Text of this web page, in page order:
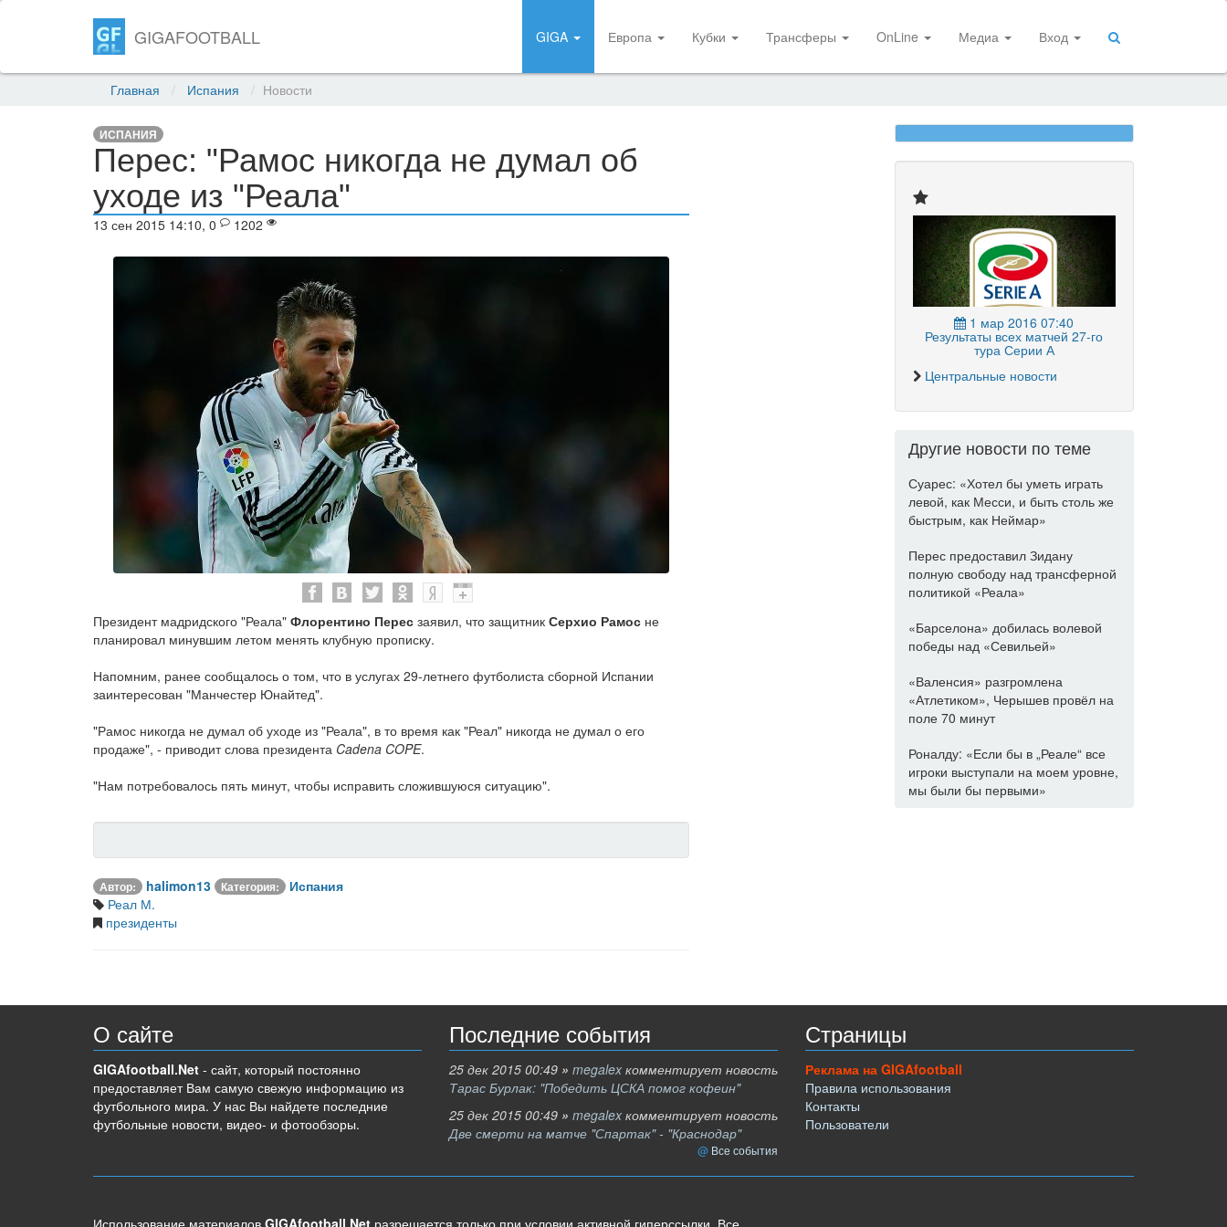
GIGAFOOTBALL GIGA Европа Кубки Трансферы OnLine Медиа Вход
Главная Испания Новости
ИСПАНИЯ
Перес: "Рамос никогда не думал об
уходе из "Реала"
13 сен 2015 14:10, 0 1202
Президент мадридского "Реала" Флорентино Перес заявил, что защитник Серхио Рамос не
планировал минувшим летом менять клубную прописку.
Напомним, ранее сообщалось о том, что в услугах 29-летнего футболиста сборной Испании
заинтересован "Манчестер Юнайтед".
"Рамос никогда не думал об уходе из "Реала", в то время как "Реал" никогда не думал о его
продаже", - приводит слова президента Cadena COPE.
"Нам потребовалось пять минут, чтобы исправить сложившуюся ситуацию".
Автор: halimon13 Категория:
Испания
Реал М.
президенты
1 мар 2016 07:40
Результаты всех матчей 27-го
тура Серии А
Центральные новости
Другие новости по теме
Суарес: «Хотел бы уметь играть
левой, как Месси, и быть столь же
быстрым, как Неймар»
Перес предоставил Зидану
полную свободу над трансферной
политикой «Реала»
«Барселона» добилась волевой
победы над «Севильей»
«Валенсия» разгромлена
«Атлетиком», Черышев провёл на
поле 70 минут
Роналду: «Если бы в „Реале“ все
игроки выступали на моем уровне,
мы были бы первыми»
О сайте
GIGAfootball.Net - сайт, который постоянно
предоставляет Вам самую свежую информацию из
футбольного мира. У нас Вы найдете последние
футбольные новости, видео- и фотообзоры.
Последние события
25 дек 2015 00:49 » megalex комментирует новость
Тарас Бурлак: "Победить ЦСКА помог кофеин"
25 дек 2015 00:49 » megalex комментирует новость
Две смерти на матче "Спартак" - "Краснодар"
Все события
Страницы
Реклама на GIGAfootball
Правила использования
Контакты
Пользователи
Использование материалов GIGAfootball.Net разрешается только при условии активной гиперссылки. Все